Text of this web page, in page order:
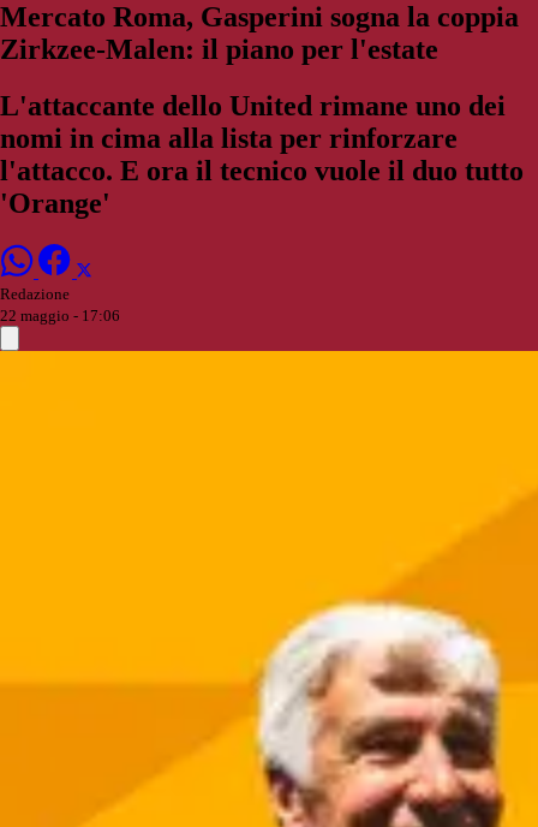
Mercato Roma, Gasperini sogna la coppia
Zirkzee-Malen: il piano per l'estate
L'attaccante dello United rimane uno dei
nomi in cima alla lista per rinforzare
l'attacco. E ora il tecnico vuole il duo tutto
'Orange'
Redazione
22 maggio - 17:06